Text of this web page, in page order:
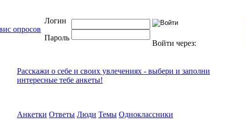
Логин
Пароль
Войти через:
Расскажи о себе и своих увлечениях - выбери и заполни
интересные тебе анкеты!
Анкетки Ответы Люди Темы Одноклассники